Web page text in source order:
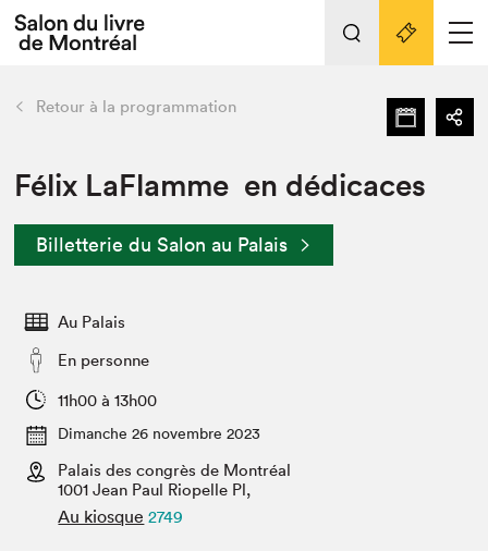
Espace exposant⋅e⋅s
Espace enseignant·e·s
Espace médias
L'événement
Préparer sa visite au Salon
Actualités
SLM PRO
retour Nos activités
Préparer sa visite
Salon dans la ville et en ligne
Projets partenaires
Liens pratiques
Retour à la programmation
Félix LaFlamme en dédicaces
Billetterie du Salon au Palais
Au Palais
En personne
11h00 à 13h00
Dimanche 26 novembre 2023
Palais des congrès de Montréal
1001 Jean Paul Riopelle Pl,
Au kiosque 2749